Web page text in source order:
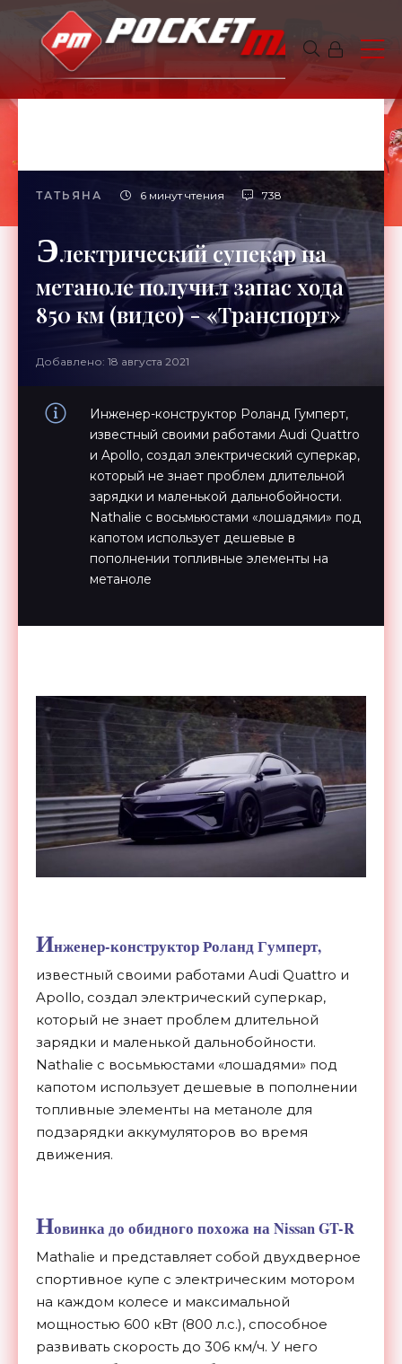
ТАТЬЯНА 6 минут чтения 738
Электрический супекар на
метаноле получил запас хода
850 км (видео) - «Транспорт»
Добавлено: 18 августа 2021
Инженер-конструктор Роланд Гумперт,
известный своими работами Audi Quattro
и Apollo, создал электрический суперкар,
который не знает проблем длительной
зарядки и маленькой дальнобойности.
Nathalie с восьмьюстами «лошадями» под
капотом использует дешевые в
пополнении топливные элементы на
метаноле
Инженер-конструктор Роланд Гумперт,
известный своими работами Audi Quattro и
Apollo, создал электрический суперкар,
который не знает проблем длительной
зарядки и маленькой дальнобойности.
Nathalie с восьмьюстами «лошадями» под
капотом использует дешевые в пополнении
топливные элементы на метаноле для
подзарядки аккумуляторов во время
движения.
Новинка до обидного похожа на Nissan GT-R
Mathalie и представляет собой двухдверное
спортивное купе с электрическим мотором
на каждом колесе и максимальной
мощностью 600 кВт (800 л.с.), способное
развивать скорость до 306 км/ч. У него